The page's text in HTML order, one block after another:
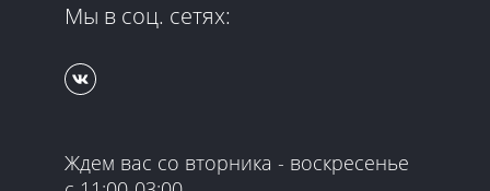
Мы в соц. сетях:
Ждем вас со вторника - воскресенье